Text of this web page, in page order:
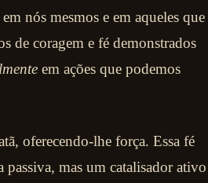
nós mesmos e em aqueles que
de coragem e fé demonstrados
em ações que podemos
oferecendo-lhe força. Essa fé
passiva, mas um catalisador ativo